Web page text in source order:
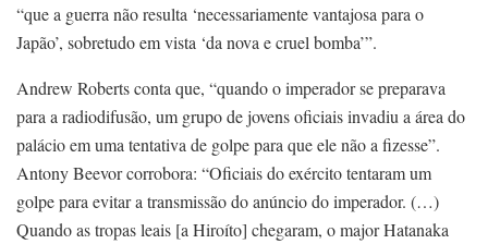
“que a guerra não resulta ‘necessariamente vantajosa para o
Japão’, sobretudo em vista ‘da nova e cruel bomba’”.
Andrew Roberts conta que, “quando o imperador se preparava
para a radiodifusão, um grupo de jovens oficiais invadiu a área do
palácio em uma tentativa de golpe para que ele não a fizesse”.
Antony Beevor corrobora: “Oficiais do exército tentaram um
golpe para evitar a transmissão do anúncio do imperador. (…)
Quando as tropas leais [a Hiroíto] chegaram, o major Hatanaka